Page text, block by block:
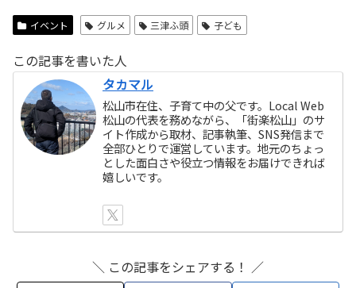
イベント グルメ 三津ふ頭 子ども
この記事を書いた人
タカマル
松山市在住、子育て中の父です。Local Web
松山の代表を務めながら、「街楽松山」のサ
イト作成から取材、記事執筆、SNS発信まで
全部ひとりで運営しています。地元のちょっ
とした面白さや役立つ情報をお届けできれば
嬉しいです。
＼ この記事をシェアする！ ／